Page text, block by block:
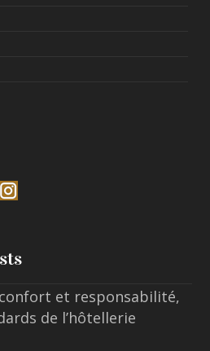
et responsabilité,
de l’hôtellerie